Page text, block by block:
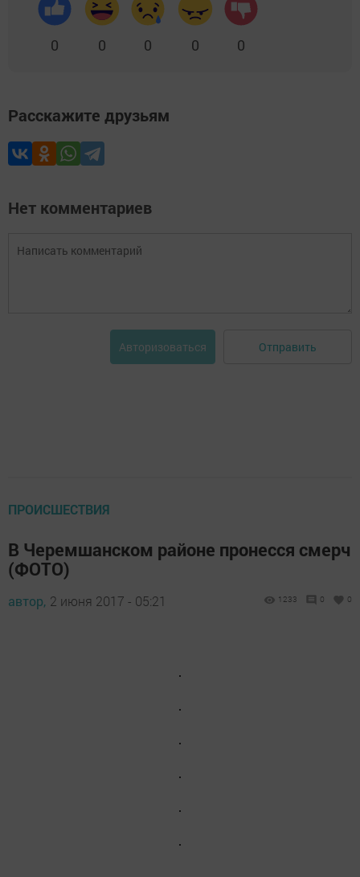
0 0 0 0 0
Расскажите друзьям
Нет комментариев
Авторизоваться Отправить
ПРОИСШЕСТВИЯ
В Черемшанском районе пронесся смерч
(ФОТО)
автор, 2 июня 2017 - 05:21 1233 0 0